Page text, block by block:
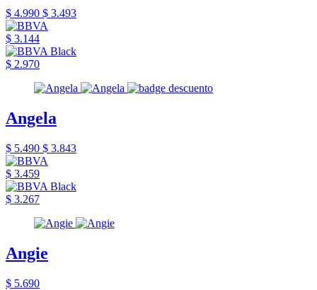
$ 4.990 $ 3.493
$ 3.144
$ 2.970
Angela
$ 5.490 $ 3.843
$ 3.459
$ 3.267
Angie
$ 5.690